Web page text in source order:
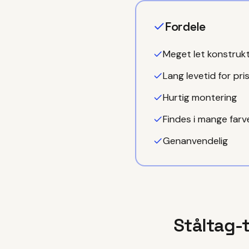
Fordele
Meget let
Lang levetid for
Hurtig montering
Findes i mange
Genanvendelig
Ståltag-